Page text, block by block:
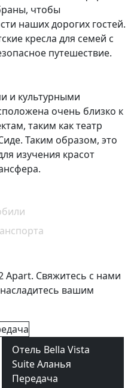
чтобы
наших дорогих гостей.
кресла для семей с
путешествие.
и культурными
очень близко к
таким как театр
Таким образом, это
изучения красот
Apart. Свяжитесь с нами
вашим
Отель Bella Vista
Suite Аланья
Передача